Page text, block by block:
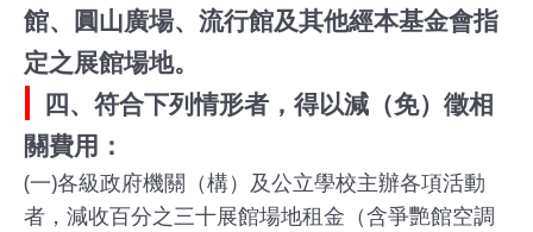
回
饋
場
地
申
請
館、圓山廣場、流行館及其他經本基金會指
定之展館場地。
四、符合下列情形者，得以減（免）徵相
關費用：
(一)各級政府機關（構）及公立學校主辦各項活動
者，減收百分之三十展館場地租金（含爭艷館空調